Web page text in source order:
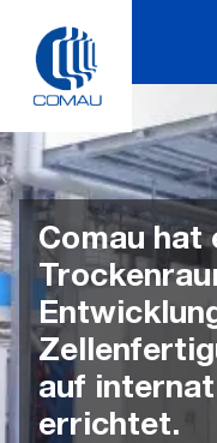
content
Comau hat
auf
errichtet.